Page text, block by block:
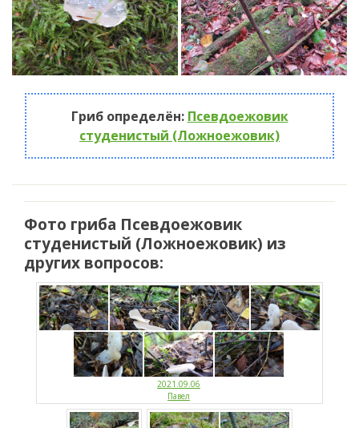
Гриб определён: Псевдоежовик
студенистый (Ложноежовик)
Фото гриба Псевдоежовик
студенистый (Ложноежовик) из
других вопросов:
2021.09.06
Павел